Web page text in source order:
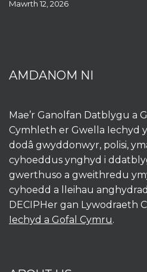
Mawrth 12, 2026
AMDANOM NI
Mae’r Ganolfan Datblygu a
Cymhleth er Gwella Iechyd
dodâ gwyddonwyr, polisi,
cyhoeddus ynghyd i
gwerthuso a gweithredu
cyhoedd a lleihau
DECIPHer gan Lywodraeth
Iechyd a Gofal Cymru.